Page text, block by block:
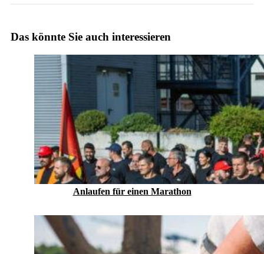
Das könnte Sie auch interessieren
Anlaufen für einen Marathon